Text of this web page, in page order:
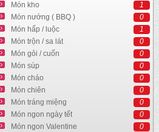
Món kho
1
Món nướng ( BBQ )
0
Món hấp / luộc
1
Món trộn / sa lát
0
Món gỏi / cuốn
0
Món súp
0
Món cháo
0
Món chiên
0
Món tráng miệng
0
Món ngon ngày tết
0
Món ngon Valentine
0